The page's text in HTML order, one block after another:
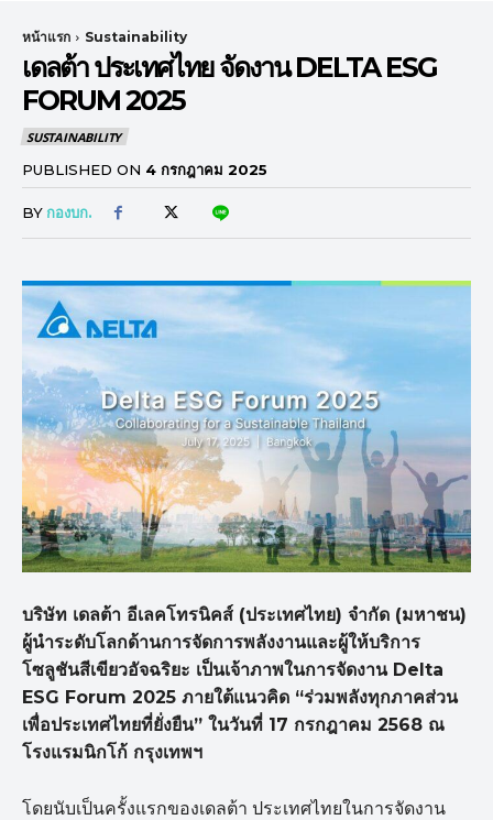
หน้าแรก Sustainability
เดลต้า ประเทศไทย จัดงาน DELTA ESG
FORUM 2025
SUSTAINABILITY
PUBLISHED ON 4 กรกฎาคม 2025
BY กองบก.
บริษัท เดลต้า อีเลคโทรนิคส์ (ประเทศไทย) จำกัด (มหาชน)
ผู้นำระดับโลกด้านการจัดการพลังงานและผู้ให้บริการ
โซลูชันสีเขียวอัจฉริยะ เป็นเจ้าภาพในการจัดงาน Delta
ESG Forum 2025 ภายใต้แนวคิด “ร่วมพลังทุกภาคส่วน
เพื่อประเทศไทยที่ยั่งยืน” ในวันที่ 17 กรกฎาคม 2568 ณ
โรงแรมนิกโก้ กรุงเทพฯ
โดยนับเป็นครั้งแรกของเดลต้า ประเทศไทยในการจัดงาน